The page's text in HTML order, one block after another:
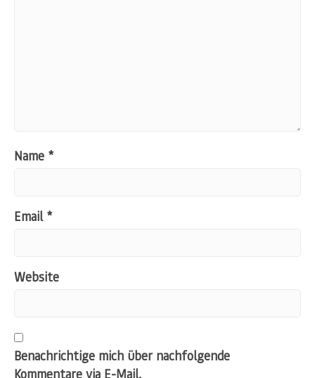
Name *
Email *
Website
Benachrichtige mich über nachfolgende
Kommentare via E-Mail.